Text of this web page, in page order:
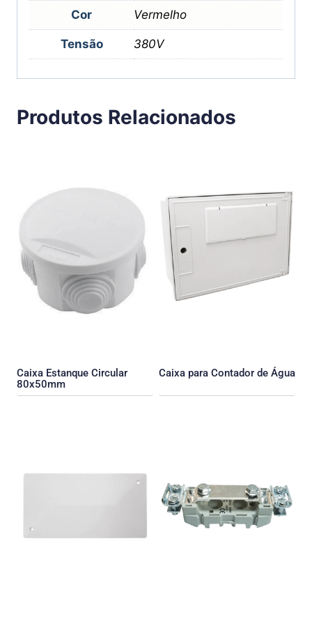
Cor Vermelho
Tensão 380V
Produtos Relacionados
Caixa Estanque Circular
80x50mm
Caixa para Contador de Água